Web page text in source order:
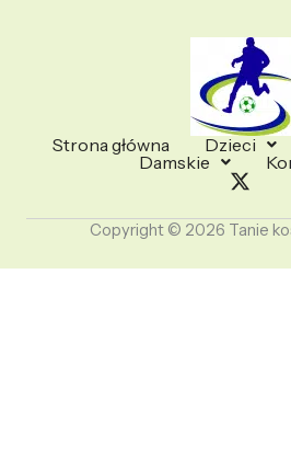
Strona główna Dzieci
Damskie
Copyright © 2026 Tanie